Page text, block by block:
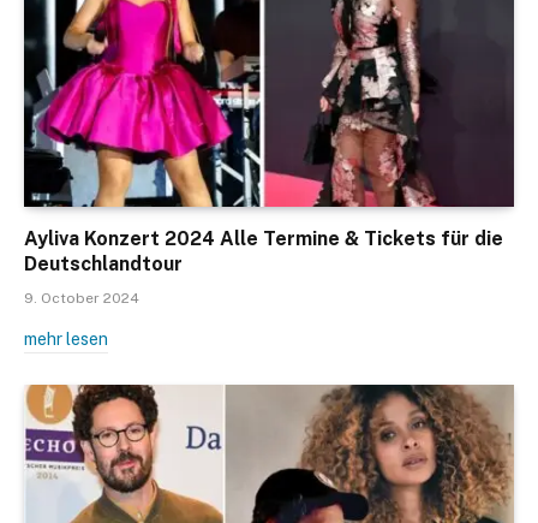
Ayliva Konzert 2024 Alle Termine & Tickets für die
Deutschlandtour
9. October 2024
mehr lesen